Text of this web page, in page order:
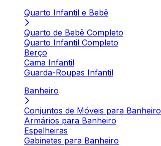
Quarto Infantil e Bebê
Quarto de Bebê Completo
Quarto Infantil Completo
Berço
Cama Infantil
Guarda-Roupas Infantil
Banheiro
Conjuntos de Móveis para Banheiro
Armários para Banheiro
Espelheiras
Gabinetes para Banheiro